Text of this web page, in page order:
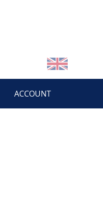
ACCOUNT